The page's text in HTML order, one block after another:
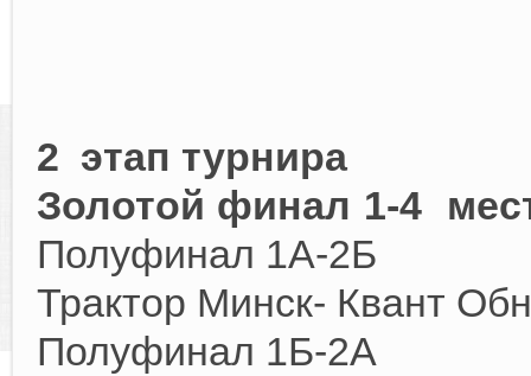
2 этап турнира
Золотой финал 1-4
Полуфинал 1А-2Б
Трактор Минск- Квант
Полуфинал 1Б-2А